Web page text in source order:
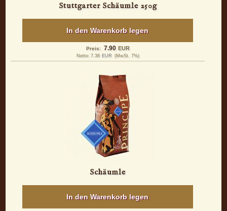
Stuttgarter Schäumle 250g
In den Warenkorb legen
Preis: 7.90 EUR
Netto: 7.38 EUR (MwSt. 7%)
Schäumle
In den Warenkorb legen